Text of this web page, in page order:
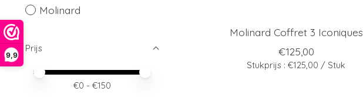
9,9
Molinard
Prijs
Minimale prijswaarde
Price maximum value
€0 - €150
Molinard Coffret 3 Iconiques
€125,00
Stukprijs : €125,00 / Stuk